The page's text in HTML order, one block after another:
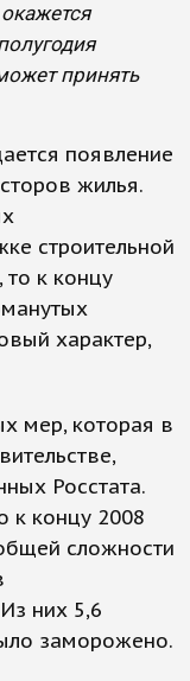
принять
появление
жилья.
строительной
то к концу
характер,
мер, которая в
Росстата.
к концу 2008
сложности
них 5,6
заморожено.